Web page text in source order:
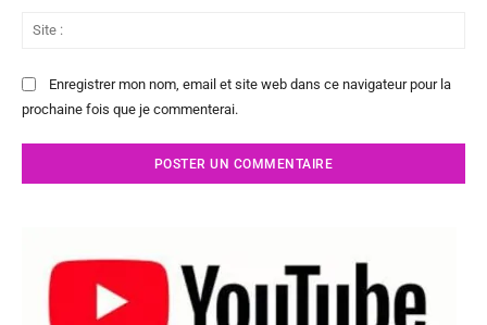
Enregistrer mon nom, email et site web dans ce navigateur pour la
prochaine fois que je commenterai.